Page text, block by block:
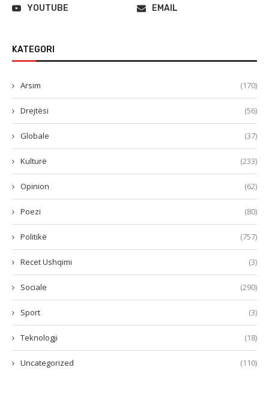
YOUTUBE
EMAIL
KATEGORI
Arsim (170)
Drejtësi (56)
Globale (37)
Kulturë (233)
Opinion (62)
Poezi (80)
Politikë (757)
Recet Ushqimi (3)
Sociale (290)
Sport (3)
Teknologji (18)
Uncategorized (110)